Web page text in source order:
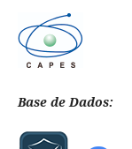
Base de Dados: